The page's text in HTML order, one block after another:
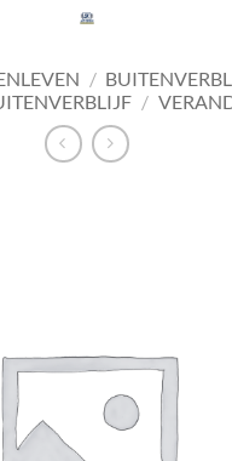
/
/